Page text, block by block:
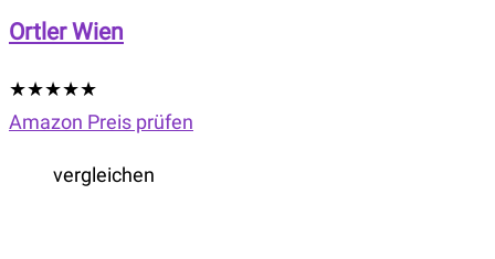
Ortler Wien
★★★★★
Amazon Preis prüfen
vergleichen